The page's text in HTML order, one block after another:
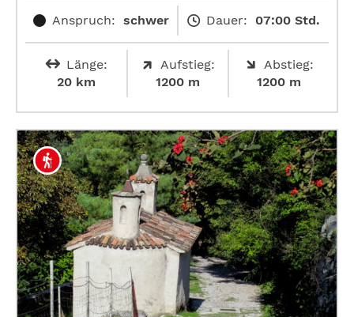
Anspruch: schwer Dauer: 07:00 Std.
Länge:
20 km
Aufstieg:
1200 m
Abstieg:
1200 m